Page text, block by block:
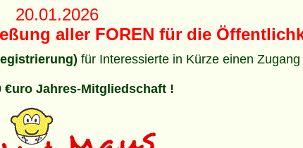
20.01.2026
aller FOREN für die
für Interessierte in Kürze einen
€uro Jahres-Mitgliedschaft !